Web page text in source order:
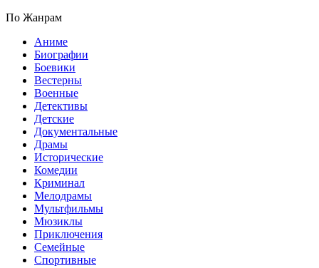
По Жанрам
Аниме
Биографии
Боевики
Вестерны
Военные
Детективы
Детские
Документальные
Драмы
Исторические
Комедии
Криминал
Мелодрамы
Мультфильмы
Мюзиклы
Приключения
Семейные
Спортивные